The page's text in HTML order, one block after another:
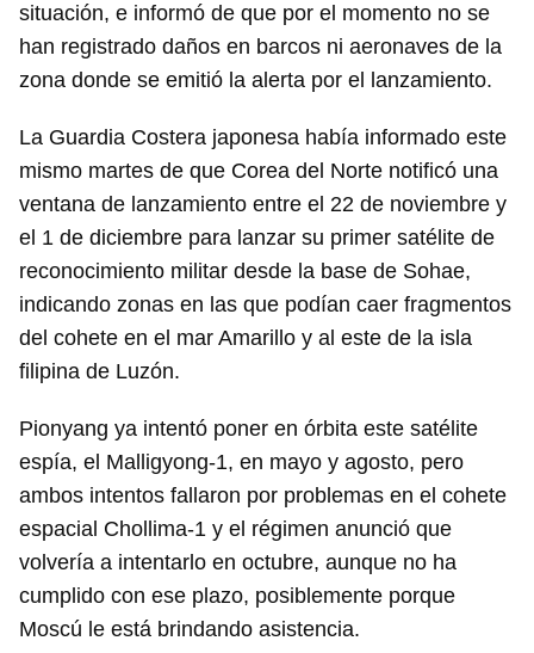
Guardar como favorito
Para poder guardar como favorito, primero has de
iniciar sesión con tu cuenta de 14ymedio.
situación, e informó de que por el momento no se
han registrado daños en barcos ni aeronaves de la
zona donde se emitió la alerta por el lanzamiento.
La Guardia Costera japonesa había informado este
mismo martes de que Corea del Norte notificó una
ventana de lanzamiento entre el 22 de noviembre y
el 1 de diciembre para lanzar su primer satélite de
reconocimiento militar desde la base de Sohae,
indicando zonas en las que podían caer fragmentos
del cohete en el mar Amarillo y al este de la isla
filipina de Luzón.
Pionyang ya intentó poner en órbita este satélite
espía, el Malligyong-1, en mayo y agosto, pero
ambos intentos fallaron por problemas en el cohete
espacial Chollima-1 y el régimen anunció que
volvería a intentarlo en octubre, aunque no ha
cumplido con ese plazo, posiblemente porque
Moscú le está brindando asistencia.